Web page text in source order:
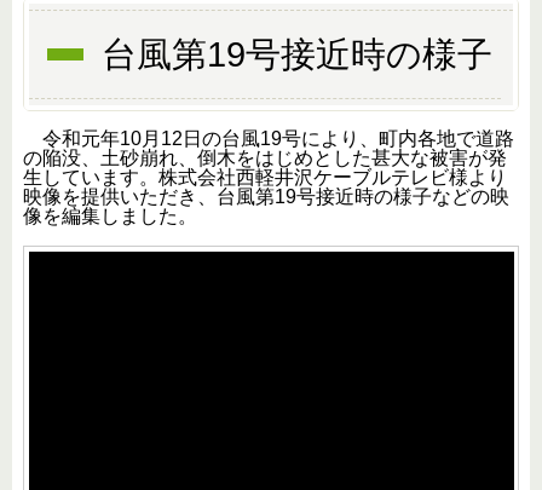
台風第19号接近時の様子
令和元年10月12日の台風19号により、町内各地で道路
の陥没、土砂崩れ、倒木をはじめとした甚大な被害が発
生しています。株式会社西軽井沢ケーブルテレビ様より
映像を提供いただき、台風第19号接近時の様子などの映
像を編集しました。